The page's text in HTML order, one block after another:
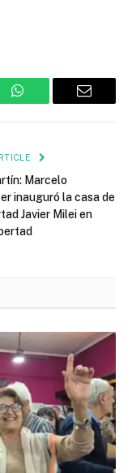
WhatsApp Email
Marcelo
inauguró la casa de
Javier Milei en